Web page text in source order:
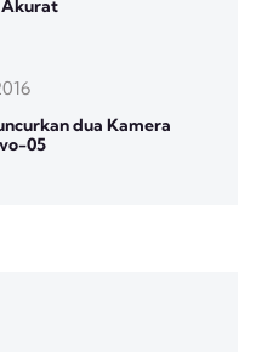
Akurat
dua Kamera
05